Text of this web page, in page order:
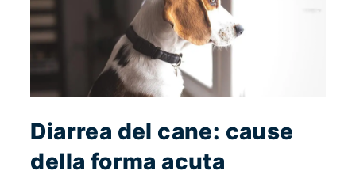
Diarrea del cane: cause
della forma acuta